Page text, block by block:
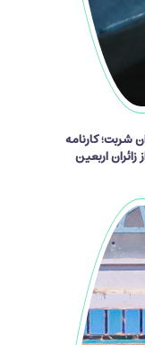
شربت؛ کارنامه
اربعین